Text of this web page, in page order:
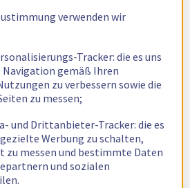
verwenden wir
Tracker: die es uns
gemäß Ihren
zu verbessern sowie die
zu messen;
und Drittanbieter-Tracker: die es
Werbung zu schalten,
zu messen und bestimmte Daten
und sozialen